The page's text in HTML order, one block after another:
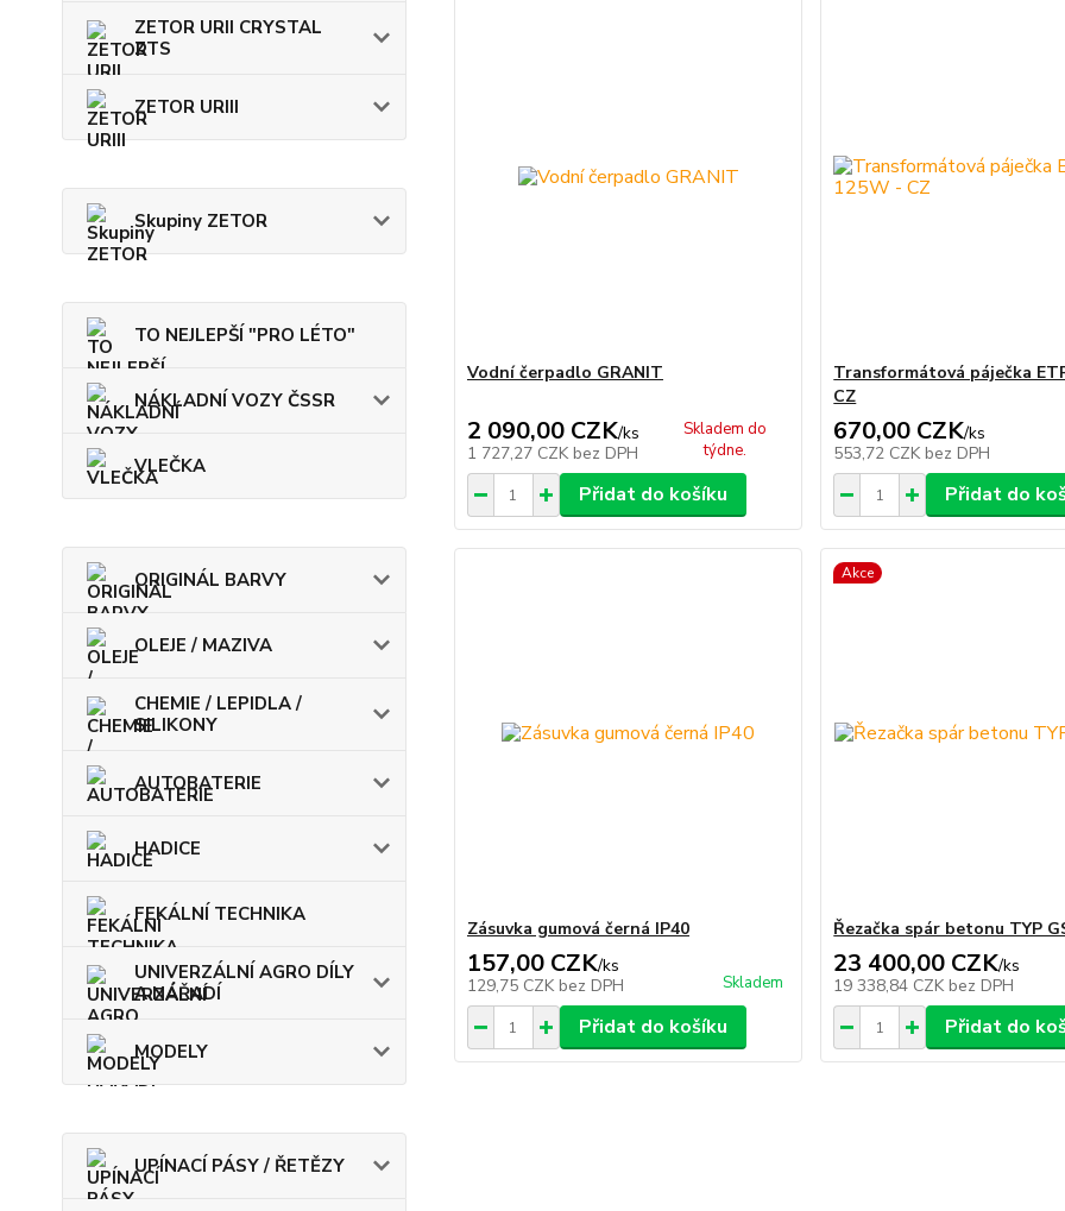
ZETOR URII CRYSTAL
ZTS
ZETOR URIII
Skupiny ZETOR
TO NEJLEPŠÍ "PRO LÉTO"
NÁKLADNÍ VOZY ČSSR
VLEČKA
ORIGINÁL BARVY
OLEJE / MAZIVA
CHEMIE / LEPIDLA /
SILIKONY
AUTOBATERIE
HADICE
FEKÁLNÍ TECHNIKA
UNIVERZÁLNÍ AGRO DÍLY
A NÁŘADÍ
MODELY
UPÍNACÍ PÁSY / ŘETĚZY
Vodní čerpadlo GRANIT
2 090,00 CZK/ks
1 727,27 CZK bez DPH
Skladem do
týdne.
Přidat do košíku
Transformátová páječka
CZ
670,00 CZK/ks
553,72 CZK bez DPH
Přidat do
Zásuvka gumová černá IP40
157,00 CZK/ks
129,75 CZK bez DPH Skladem
Přidat do košíku
Akce
Řezačka spár betonu TYP
23 400,00 CZK/ks
19 338,84 CZK bez DPH
Přidat do